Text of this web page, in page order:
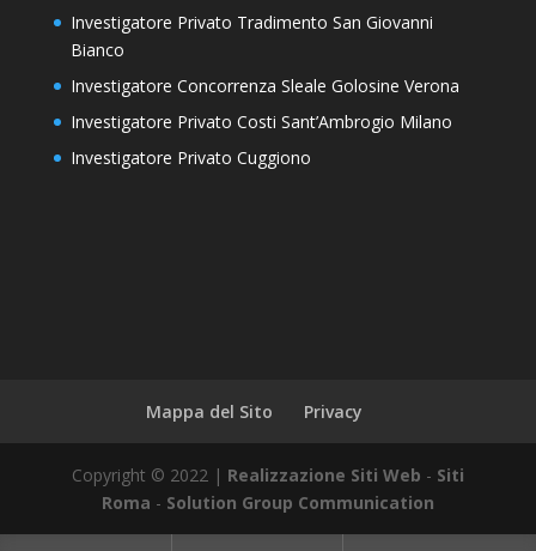
Investigatore Privato Tradimento San Giovanni
Bianco
Investigatore Concorrenza Sleale Golosine Verona
Investigatore Privato Costi Sant’Ambrogio Milano
Investigatore Privato Cuggiono
Mappa del Sito Privacy
Copyright © 2022 | Realizzazione Siti Web - Siti
Roma - Solution Group Communication